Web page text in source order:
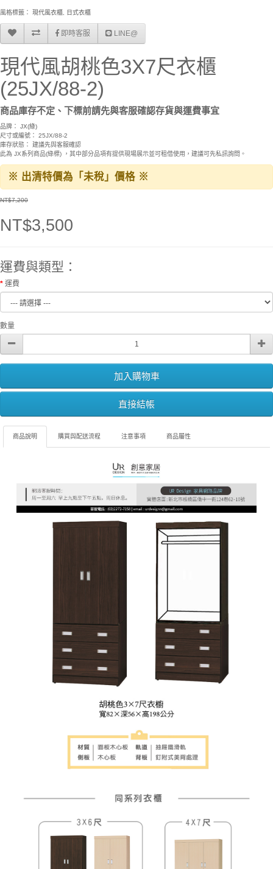
風格標籤： 現代風衣櫃 日式衣櫃
即時客服 LINE@
現代風胡桃色3X7尺衣櫃
(25JX/88-2)
商品庫存不定、下標前請先與客服確認存貨與運費事宜
品牌： JX(綠)
尺寸或編號： 25JX/88-2
庫存狀態： 建議先與客服確認
此為 JX系列商品(綠標) ，其中部分品項有提供現場展示並可租借使用，建議可先私訊詢問。
※ 出清特價為「未稅」價格 ※
NT$7,200
NT$3,500
運費與類型：
運費
數量
加入購物車
直接結帳
商品說明 購買與配送流程 注意事項 商品屬性